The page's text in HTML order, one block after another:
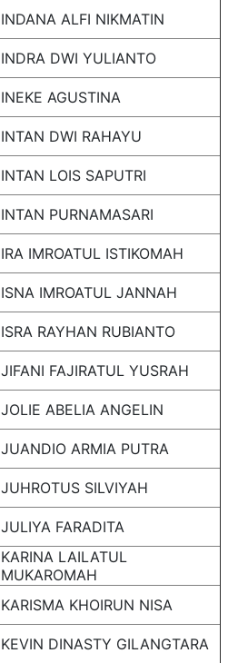
INDANA ALFI NIKMATIN
INDRA DWI YULIANTO
INEKE AGUSTINA
INTAN DWI RAHAYU
INTAN LOIS SAPUTRI
INTAN PURNAMASARI
IRA IMROATUL ISTIKOMAH
ISNA IMROATUL JANNAH
ISRA RAYHAN RUBIANTO
JIFANI FAJIRATUL YUSRAH
JOLIE ABELIA ANGELIN
JUANDIO ARMIA PUTRA
JUHROTUS SILVIYAH
JULIYA FARADITA
KARINA LAILATUL
MUKAROMAH
KARISMA KHOIRUN NISA
KEVIN DINASTY GILANGTARA